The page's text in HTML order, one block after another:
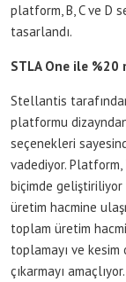
platform, B, C ve D
tasarlandı.
STLA One ile
Stellantis
platformu
seçenekleri
vadediyor.
biçimde geliştiriliyor
üretim hacmine
toplam üretim
toplamayı ve kesim
çıkarmayı